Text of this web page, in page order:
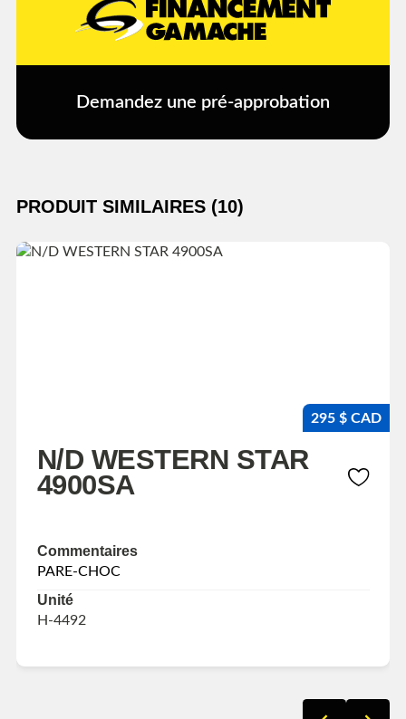
Demandez une pré-approbation
PRODUIT SIMILAIRES (10)
295 $ CAD
N/D WESTERN STAR
4900SA
Commentaires
PARE-CHOC
Unité
H-4492